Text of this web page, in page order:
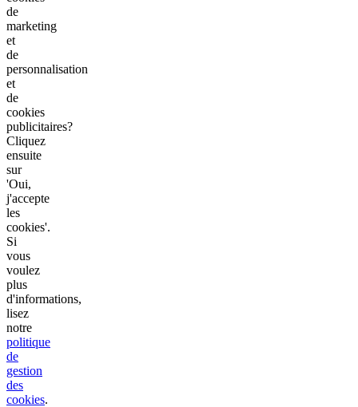
de
marketing
et
de
personnalisation
et
de
cookies
publicitaires?
Cliquez
ensuite
sur
'Oui,
j'accepte
les
cookies'.
Si
vous
voulez
plus
d'informations,
lisez
notre
politique
de
gestion
des
cookies.